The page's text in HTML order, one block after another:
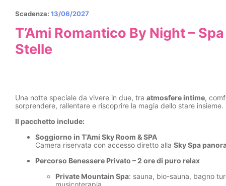
Scadenza: 13/06/2027
T’Ami Romantico By Night –
Stelle
Una notte speciale da vivere in due, tra atmosfere intime,
sorprendere, rallentare e riscoprire la magia dello stare insieme.
Il pacchetto include:
Soggiorno in T’Ami Sky Room & SPA
Camera riservata con accesso diretto alla Sky Spa
Percorso Benessere Privato – 2 ore di puro relax
Private Mountain Spa: sauna, bio-sauna, bagno
musicoterapia.